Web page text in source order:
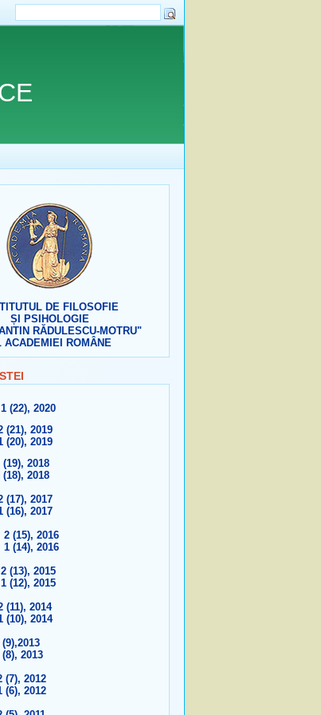
DE FILOSOFIE
ȘI PSIHOLOGIE
RĂDULESCU-MOTRU"
ACADEMIEI ROMÂNE
(22), 2020
(21), 2019
(20), 2019
2018
2018
(17), 2017
(16), 2017
(15), 2016
(14), 2016
(13), 2015
(12), 2015
(11), 2014
(10), 2014
2013
(7), 2012
(6), 2012